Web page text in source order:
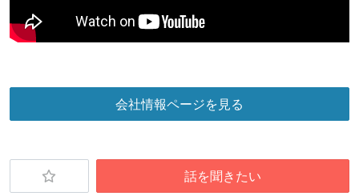
当
【フレックスタイム制を適応している】
試用期間：あり（3ヶ月間）
社会保険：各種社会保険完備（雇用・労災・健康・厚
受動喫煙防止措置：屋内禁煙（屋内に喫煙可能室設
置）
会社情報ページを見る
話を聞きたい